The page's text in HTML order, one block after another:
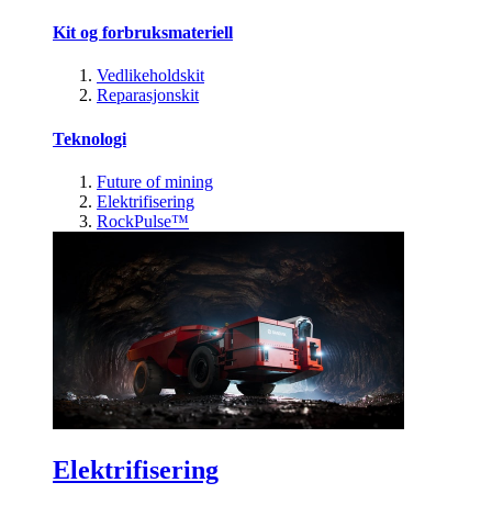
Kit og forbruksmateriell
Vedlikeholdskit
Reparasjonskit
Teknologi
Future of mining
Elektrifisering
RockPulse™
Elektrifisering